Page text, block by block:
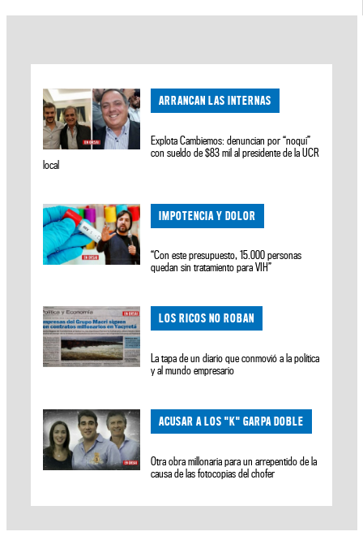
ARRANCAN LAS INTERNAS
Explota Cambiemos: denuncian por “noqui”
con sueldo de $83 mil al presidente de la UCR
local
IMPOTENCIA Y DOLOR
“Con este presupuesto, 15.000 personas
quedan sin tratamiento para VIH”
LOS RICOS NO ROBAN
La tapa de un diario que conmovió a la política
y al mundo empresario
ACUSAR A LOS "K" GARPA DOBLE
Otra obra millonaria para un arrepentido de la
causa de las fotocopias del chofer